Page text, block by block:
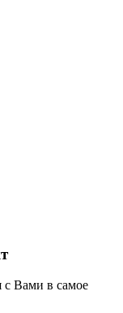
с Вами в самое